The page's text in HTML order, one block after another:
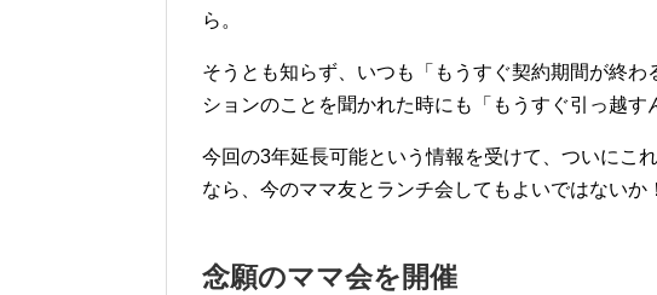
ら。
そうとも知らず、いつも「もうすぐ契約期間が終
ションのことを聞かれた時にも「もうすぐ引っ越す
今回の3年延長可能という情報を受けて、ついにこ
なら、今のママ友とランチ会してもよいではないか
念願のママ会を開催